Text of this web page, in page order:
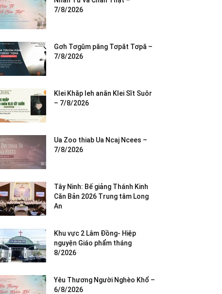
7/8/2026
Gơh Tơgŭm păng Tơpăt Tơpă –
7/8/2026
Klei Khăp leh anăn Klei Sĭt Suôr
– 7/8/2026
Ua Zoo thiab Ua Ncaj Ncees –
7/8/2026
Tây Ninh: Bế giảng Thánh Kinh
Căn Bản 2026 Trung tâm Long
An
Khu vực 2 Lâm Đồng- Hiệp
nguyện Giáo phẩm tháng
8/2026
Yêu Thương Người Nghèo Khổ –
6/8/2026